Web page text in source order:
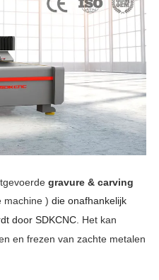
gravure & carving
machine ) die onafhankelijk
door SDKCNC. Het kan
en frezen van zachte metalen